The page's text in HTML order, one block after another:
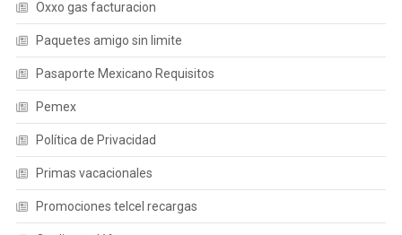
Oxxo gas facturacion
Paquetes amigo sin limite
Pasaporte Mexicano Requisitos
Pemex
Política de Privacidad
Primas vacacionales
Promociones telcel recargas